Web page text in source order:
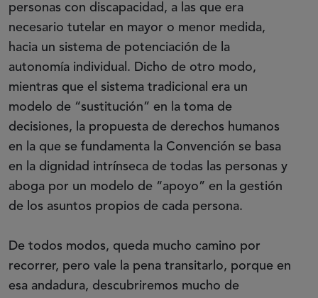
personas con discapacidad, a las que era
necesario tutelar en mayor o menor medida,
hacia un sistema de potenciación de la
autonomía individual. Dicho de otro modo,
mientras que el sistema tradicional era un
modelo de “sustitución” en la toma de
decisiones, la propuesta de derechos humanos
en la que se fundamenta la Convención se basa
en la dignidad intrínseca de todas las personas y
aboga por un modelo de “apoyo” en la gestión
de los asuntos propios de cada persona.
De todos modos, queda mucho camino por
recorrer, pero vale la pena transitarlo, porque en
esa andadura, descubriremos mucho de